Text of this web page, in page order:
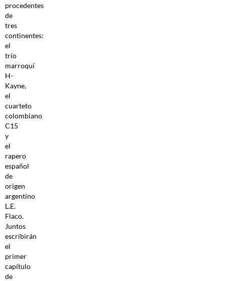
procedentes
de
tres
continentes:
el
trío
marroquí
H-
Kayne,
el
cuarteto
colombiano
C15
y
el
rapero
español
de
origen
argentino
L.E.
Flaco.
Juntos
escribirán
el
primer
capítulo
de